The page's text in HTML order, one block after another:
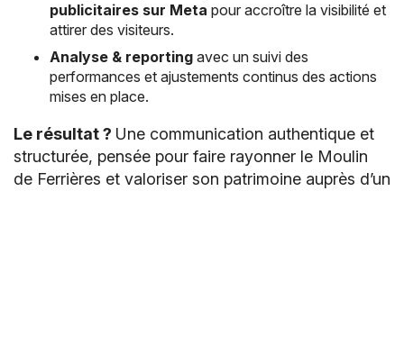
publicitaires sur Meta pour accroître la visibilité et
attirer des visiteurs.
Analyse & reporting avec un suivi des
performances et ajustements continus des actions
mises en place.
Le résultat ? Une communication authentique et
structurée, pensée pour faire rayonner le Moulin
de Ferrières et valoriser son patrimoine auprès d’un